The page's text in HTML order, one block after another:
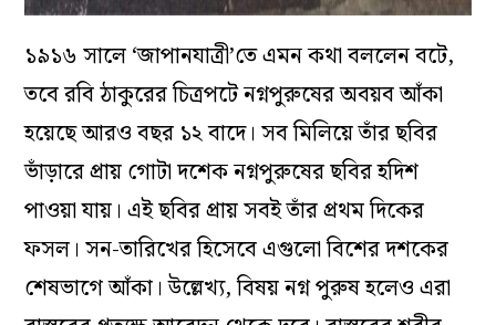
১৯১৬ সালে ‘জাপানযাত্রী’তে এমন কথা বললেন বটে,
তবে রবি ঠাকুরের চিত্রপটে নগ্নপুরুষের অবয়ব আঁকা
হয়েছে আরও বছর ১২ বাদে। সব মিলিয়ে তাঁর ছবির
ভাঁড়ারে প্রায় গোটা দশেক নগ্নপুরুষের ছবির হদিশ
পাওয়া যায়। এই ছবির প্রায় সবই তাঁর প্রথম দিকের
ফসল। সন-তারিখের হিসেবে এগুলো বিশের দশকের
শেষভাগে আঁকা। উল্লেখ্য, বিষয় নগ্ন পুরুষ হলেও এরা